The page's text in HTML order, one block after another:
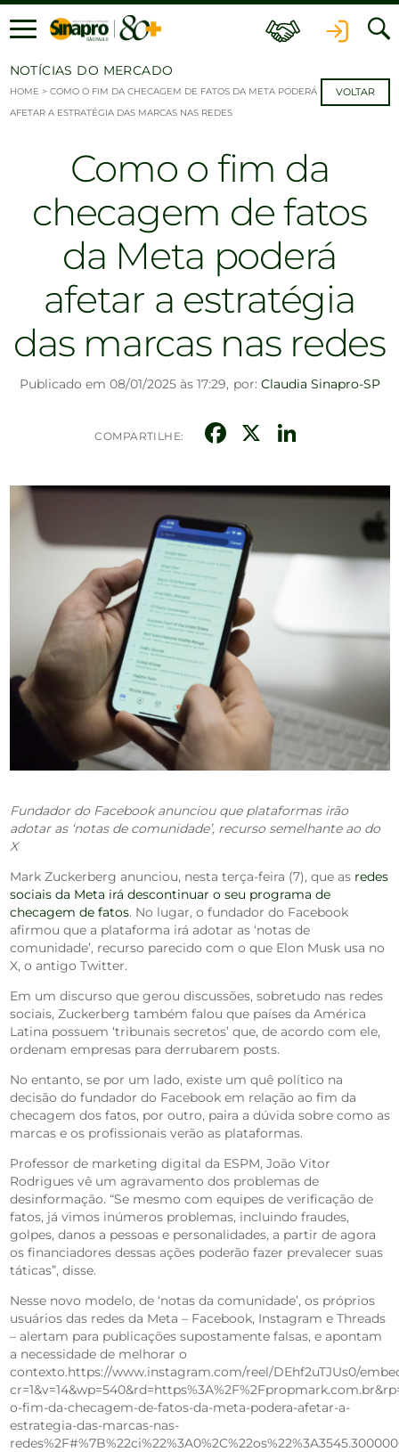
Ir para o conteúdo
NOTÍCIAS DO MERCADO
HOME > COMO O FIM DA CHECAGEM DE FATOS DA META PODERÁ
AFETAR A ESTRATÉGIA DAS MARCAS NAS REDES
VOLTAR
Como o fim da
checagem de fatos
da Meta poderá
afetar a estratégia
das marcas nas redes
Publicado em 08/01/2025 às 17:29, por: Claudia Sinapro-SP
COMPARTILHE: Facebook
X
Fundador do Facebook anunciou que plataformas irão
adotar as ‘notas de comunidade’, recurso semelhante ao do
X
Mark Zuckerberg anunciou, nesta terça-feira (7), que as redes
sociais da Meta irá descontinuar o seu programa de
checagem de fatos. No lugar, o fundador do Facebook
afirmou que a plataforma irá adotar as ‘notas de
comunidade’, recurso parecido com o que Elon Musk usa no
X, o antigo Twitter.
Em um discurso que gerou discussões, sobretudo nas redes
sociais, Zuckerberg também falou que países da América
Latina possuem ‘tribunais secretos’ que, de acordo com ele,
ordenam empresas para derrubarem posts.
No entanto, se por um lado, existe um quê político na
decisão do fundador do Facebook em relação ao fim da
checagem dos fatos, por outro, paira a dúvida sobre como as
marcas e os profissionais verão as plataformas.
Professor de marketing digital da ESPM, João Vitor
Rodrigues vê um agravamento dos problemas de
desinformação. “Se mesmo com equipes de verificação de
fatos, já vimos inúmeros problemas, incluindo fraudes,
golpes, danos a pessoas e personalidades, a partir de agora
os financiadores dessas ações poderão fazer prevalecer suas
táticas”, disse.
Nesse novo modelo, de ‘notas da comunidade’, os próprios
usuários das redes da Meta – Facebook, Instagram e Threads
– alertam para publicações supostamente falsas, e apontam
a necessidade de melhorar o
contexto.https://www.instagram.com/reel/DEhf2uTJUs0/
o-fim-da-checagem-de-fatos-da-meta-podera-afetar-a-
estrategia-das-marcas-nas-